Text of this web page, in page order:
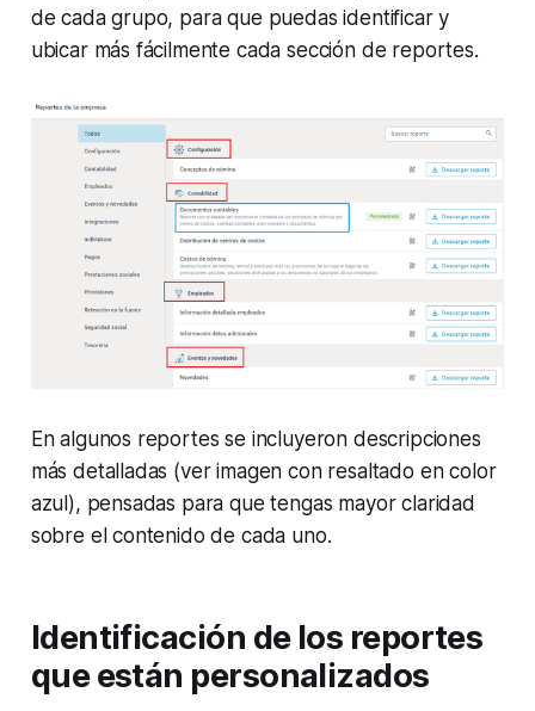
de cada grupo, para que puedas identificar y
ubicar más fácilmente cada sección de reportes.
En algunos reportes se incluyeron descripciones
más detalladas (ver imagen con resaltado en color
azul), pensadas para que tengas mayor claridad
sobre el contenido de cada uno.
Identificación de los reportes
que están personalizados